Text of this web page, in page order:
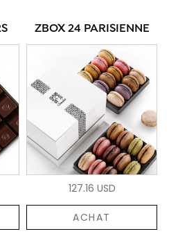
ZBOX 24 PARISIENNE
127.16 USD
ACHAT